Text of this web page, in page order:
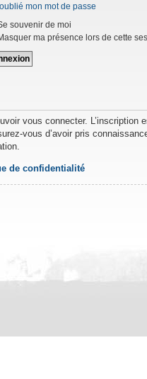
mon mot de passe
souvenir de moi
ma présence lors de cette
vous connecter.
vous d’avoir pris
de confidentialité